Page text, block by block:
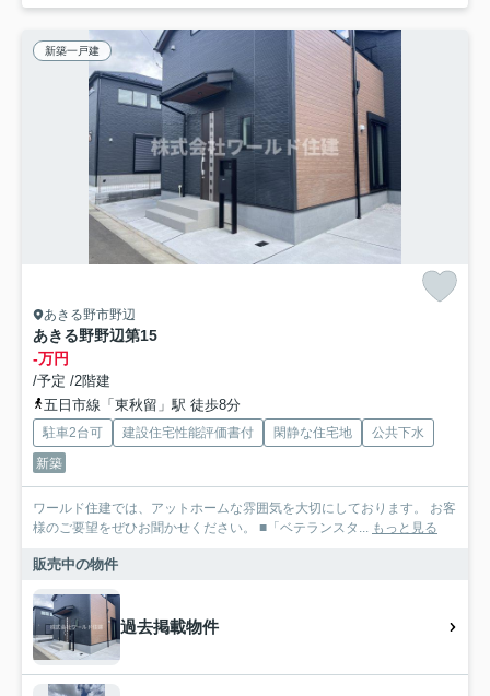
新築一戸建
あきる野市野辺
あきる野野辺第15
-万円
/予定 /2階建
五日市線「東秋留」駅 徒歩8分
駐車2台可 建設住宅性能評価書付 閑静な住宅地
公共下水
新築
ワールド住建では、アットホームな雰囲気を大切にしております。 お客
様のご要望をぜひお聞かせください。 ■「ベテランスタ... もっと見る
販売中の物件
過去掲載物件